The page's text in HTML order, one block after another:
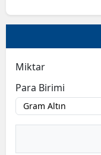
Miktar
Para Birimi